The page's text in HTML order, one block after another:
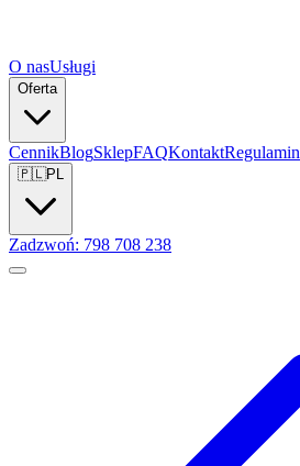
O nasUsługi
Oferta
CennikBlogSklepFAQKontaktRegulamin
🇵🇱PL
Zadzwoń: 798 708 238